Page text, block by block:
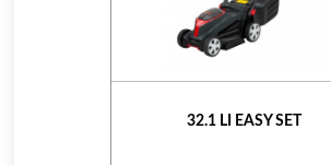
32.1 LI EASY SET